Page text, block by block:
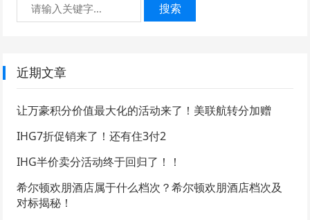
搜索
近期文章
让万豪积分价值最大化的活动来了！美联航转分加赠
IHG7折促销来了！还有住3付2
IHG半价卖分活动终于回归了！！
希尔顿欢朋酒店属于什么档次？希尔顿欢朋酒店档次及
对标揭秘！